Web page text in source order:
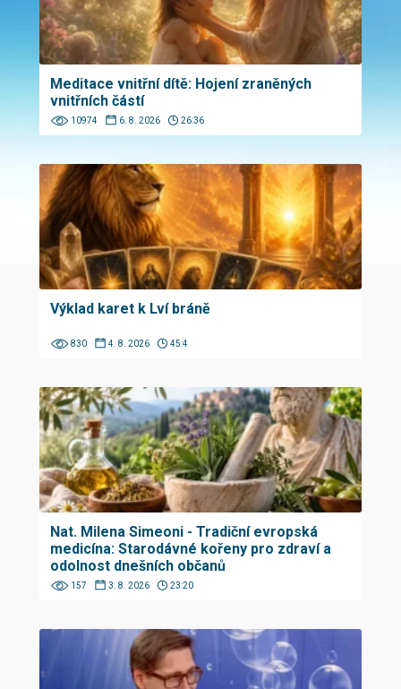
Meditace vnitřní dítě: Hojení zraněných
vnitřních částí
10974 6. 8. 2026 26:36
Výklad karet k Lví bráně
830 4. 8. 2026 45:4
Nat. Milena Simeoni - Tradiční evropská
medicína: Starodávné kořeny pro zdraví a
odolnost dnešních občanů
157 3. 8. 2026 23:20